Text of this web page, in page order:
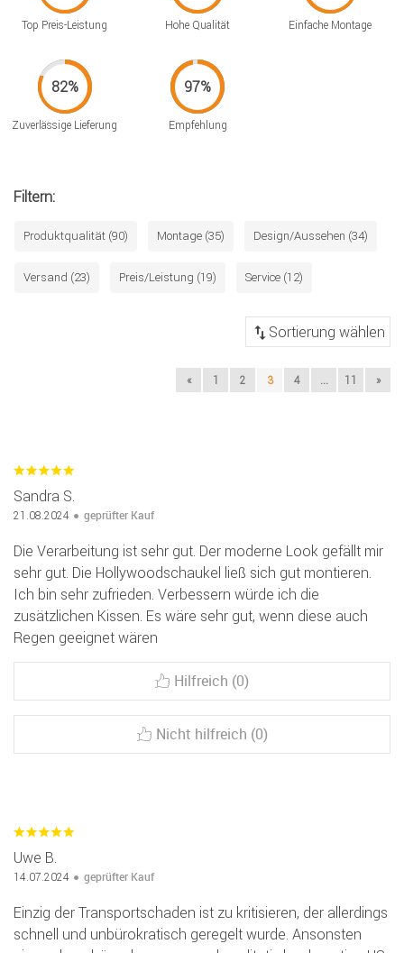
Top Preis-Leistung Hohe Qualität Einfache Montage
Zuverlässige Lieferung Empfehlung
Filtern:
Produktqualität (90) Montage (35) Design/Aussehen (34)
Versand (23) Preis/Leistung (19) Service (12)
« 1 2 3 4 ... 11 »
Sandra S.
21.08.2024 geprüfter Kauf
Die Verarbeitung ist sehr gut. Der moderne Look gefällt mir
sehr gut. Die Hollywoodschaukel ließ sich gut montieren.
Ich bin sehr zufrieden. Verbessern würde ich die
zusätzlichen Kissen. Es wäre sehr gut, wenn diese auch
Regen geeignet wären
Hilfreich (0)
Nicht hilfreich (0)
Uwe B.
14.07.2024 geprüfter Kauf
Einzig der Transportschaden ist zu kritisieren, der allerdings
schnell und unbürokratisch geregelt wurde. Ansonsten